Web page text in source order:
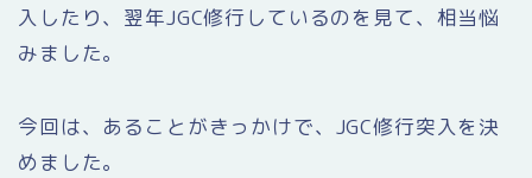
入したり、翌年JGC修行しているのを見て、相当悩
みました。
今回は、あることがきっかけで、JGC修行突入を決
めました。